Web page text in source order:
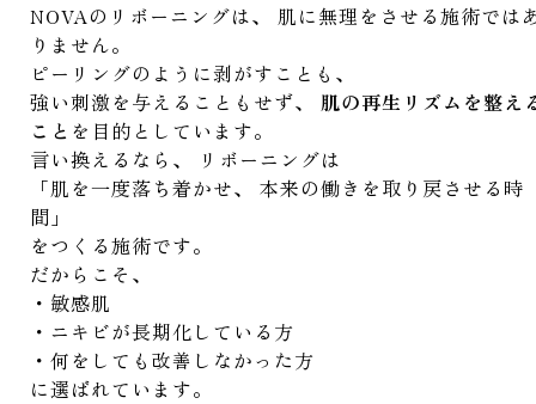
NOVAのリボーニングは、 肌に無理をさせる施術では
りません。
ピーリングのように剥がすことも、
強い刺激を与えることもせず、 肌の再生リズムを整え
こと を目的としています。
言い換えるなら、 リボーニングは
「肌を一度落ち着かせ、 本来の働きを取り戻させる時
間」
をつくる施術です。
だからこそ、
・敏感肌
・ニキビが長期化している方
・何をしても改善しなかった方
に選ばれています。